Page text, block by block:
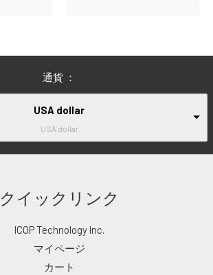
通貨 ：
USA dollar
USA dollar
クイックリンク
ICOP Technology Inc.
マイページ
カート